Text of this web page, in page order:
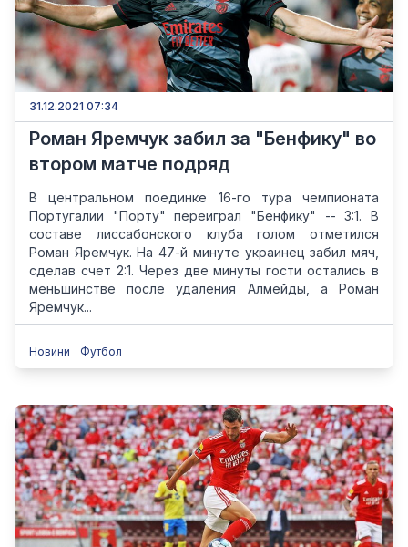
31.12.2021 07:34
Роман Яремчук забил за "Бенфику" во
втором матче подряд
В центральном поединке 16-го тура чемпионата
Португалии "Порту" переиграл "Бенфику" -- 3:1. В
составе лиссабонского клуба голом отметился
Роман Яремчук. На 47-й минуте украинец забил мяч,
сделав счет 2:1. Через две минуты гости остались в
меньшинстве после удаления Алмейды, а Роман
Яремчук...
Новини Футбол